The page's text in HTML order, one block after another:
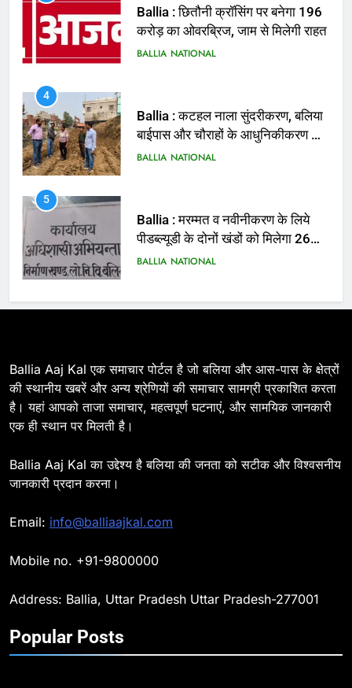
Ballia : छितौनी क्रॉसिंग पर बनेगा 196
करोड़ का ओवरब्रिज, जाम से मिलेगी राहत
BALLIA NATIONAL
4
Ballia : कटहल नाला सुंदरीकरण, बलिया
बाईपास और चौराहों के आधुनिकीकरण की
तैयारी तेज
BALLIA NATIONAL
5
Ballia : मरम्मत व नवीनीकरण के लिये
पीडब्ल्यूडी के दोनों खंडों को मिलेगा 26
करोड़
BALLIA NATIONAL
6
BALLIA NATIONAL
7
BALLIA NATIONAL
Ballia : दिल्ली ब्लास्ट के बाद बलिया में
के साथ रेलवे स्टेशन व शहर में किया पैदल
का संकल्प लेकर गूंजा बलिया, पुलिस
Ballia Aaj Kal एक समाचार पोर्टल है जो बलिया और आस-पास के क्षेत्रों
की स्थानीय खबरें और अन्य श्रेणियों की समाचार सामग्री प्रकाशित करता
है। यहां आपको ताजा समाचार, महत्वपूर्ण घटनाएं, और सामयिक जानकारी
एक ही स्थान पर मिलती है।
Ballia Aaj Kal का उद्देश्य है बलिया की जनता को सटीक और विश्वसनीय
जानकारी प्रदान करना।
Email: info@balliaajkal.com
Mobile no. +91-9800000
Address: Ballia, Uttar Pradesh Uttar Pradesh-277001
Popular Posts